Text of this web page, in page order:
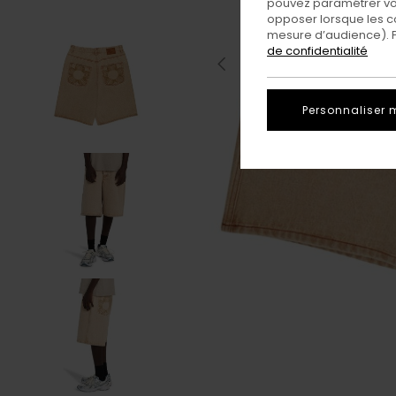
opposer lorsque les
mesure d’audience).
de confidentialité
Personnaliser